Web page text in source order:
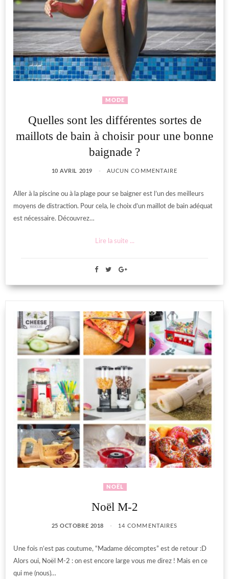
MODE
Quelles sont les différentes sortes de
maillots de bain à choisir pour une bonne
baignade ?
10 AVRIL 2019 AUCUN COMMENTAIRE
Aller à la piscine ou à la plage pour se baigner est l’un des meilleurs
moyens de distraction. Pour cela, le choix d’un maillot de bain adéquat
est nécessaire. Découvrez…
Lire la suite ...
NOËL
Noël M-2
25 OCTOBRE 2018 14 COMMENTAIRES
Une fois n’est pas coutume, “Madame décomptes” est de retour :D
Alors oui, Noël M-2 : on est encore large vous me direz ! Mais en ce
qui me (nous)…